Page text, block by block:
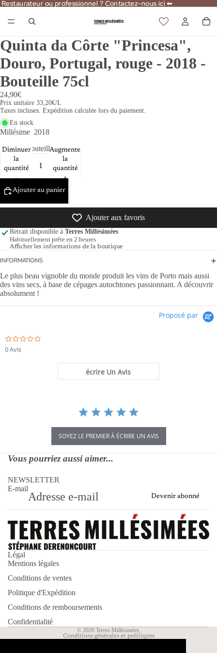
Restaurateur ou professionnel ? Contactez-nous ici ⬅
Restaurateur ou professionnel ? Contactez-nous ici ⬅
Quinta da Côrte "Princesa",
Douro, Portugal, rouge - 2018 -
Bouteille 75cl
24,90€
Prix unitaire 33,20€/L
Taxes incluses. Expédition calculée lors du paiement.
En stock
Millésime 2018
Format Bouteille 75cl
Diminuer
la
quantité
Augmenter
la
quantité
Ajouter au panier
Ajouter aux favoris
Retrait disponible à Terres Millésimées
Habituellement prête en 2 heures
Afficher les informations de la boutique
INFORMATIONS
Le plus beau vignoble du monde produit les vins de Porto mais aussi
des vins secs, à base de cépages autochtones passionnant. A découvrir
absolument !
Proposé par
0 Avis
écrire Un Avis
SOYEZ LE PREMIER À ÉCRIRE UN AVIS
Vous pourriez aussi aimer...
NEWSLETTER
E-mail
Devenir abonné
Légal
Mentions légales
Conditions de ventes
Politique d'Expédition
Conditions de remboursements
Confidentialité
© 2026 Terres Millésimées
Conditions générales et politiques
Politique de remboursement
Politique d’expédition
Politique de confidentialité
Mentions légales
Conditions d’utilisation
Conditions générales de vente
Coordonnées